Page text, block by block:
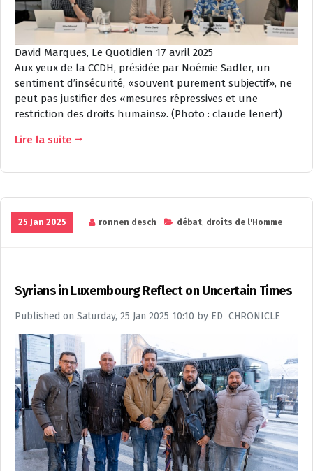
David Marques, Le Quotidien 17 avril 2025
Aux yeux de la CCDH, présidée par Noémie Sadler, un
sentiment d’insécurité, «souvent purement subjectif», ne
peut pas justifier des «mesures répressives et une
restriction des droits humains». (Photo : claude lenert)
Lire la suite
25 Jan 2025 ronnen desch débat, droits de l'Homme
Syrians in Luxembourg Reflect on Uncertain Times
Published on Saturday, 25 Jan 2025 10:10 by ED CHRONICLE